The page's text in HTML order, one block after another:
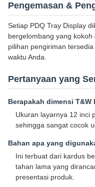
Pengemasan &
Setiap PDQ Tray Display
bergelombang yang
pilihan pengiriman
waktu Anda.
Pertanyaan yang
Berapakah dimensi T&W
Ukuran layarnya 12 inci
sehingga sangat cocok
Bahan apa yang
Ini terbuat dari kardus
tahan lama yang
presentasi produk.